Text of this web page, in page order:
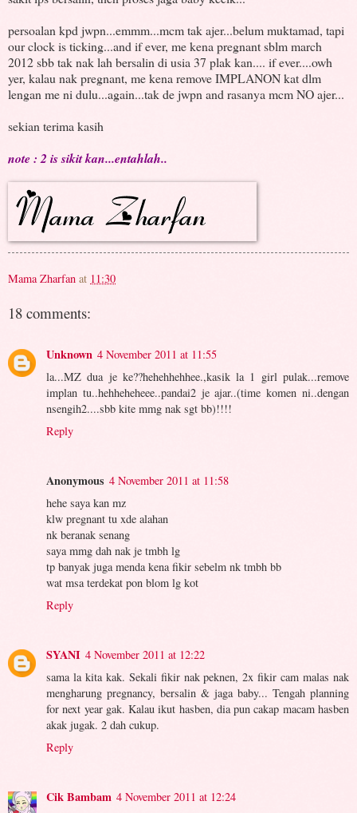
persoalan kpd jwpn...emmm...mcm tak ajer...belum muktamad, tapi
our clock is ticking...and if ever, me kena pregnant sblm march
2012 sbb tak nak lah bersalin di usia 37 plak kan.... if ever....owh
yer, kalau nak pregnant, me kena remove IMPLANON kat dlm
lengan me ni dulu...again...tak de jwpn and rasanya mcm NO ajer...
sekian terima kasih
note : 2 is sikit kan...entahlah..
Mama Zharfan at 11:30
18 comments:
Unknown 4 November 2011 at 11:55
la...MZ dua je ke??hehehhehhee.,kasik la 1 girl pulak...remove
implan tu..hehheheheee..pandai2 je ajar..(time komen ni..dengan
nsengih2....sbb kite mmg nak sgt bb)!!!!
Reply
Anonymous 4 November 2011 at 11:58
hehe saya kan mz
klw pregnant tu xde alahan
nk beranak senang
saya mmg dah nak je tmbh lg
tp banyak juga menda kena fikir sebelm nk tmbh bb
wat msa terdekat pon blom lg kot
Reply
SYANI 4 November 2011 at 12:22
sama la kita kak. Sekali fikir nak peknen, 2x fikir cam malas nak
mengharung pregnancy, bersalin & jaga baby... Tengah planning
for next year gak. Kalau ikut hasben, dia pun cakap macam hasben
akak jugak. 2 dah cukup.
Reply
Cik Bambam 4 November 2011 at 12:24